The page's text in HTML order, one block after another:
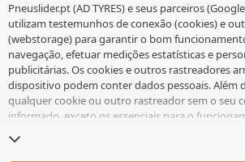
Pneuslider.pt (AD TYRES) e seus parceiros
utilizam testemunhos de conexão (cookies) e
(webstorage) para garantir o bom
navegação, efetuar medições estatísticas e
publicitárias. Os cookies e outros rastreadores
dispositivo podem conter dados pessoais. Além
qualquer cookie ou outro rastreador sem o seu
informado, exceto os essenciais para o
consentimento a qualquer momento, ao aceder à